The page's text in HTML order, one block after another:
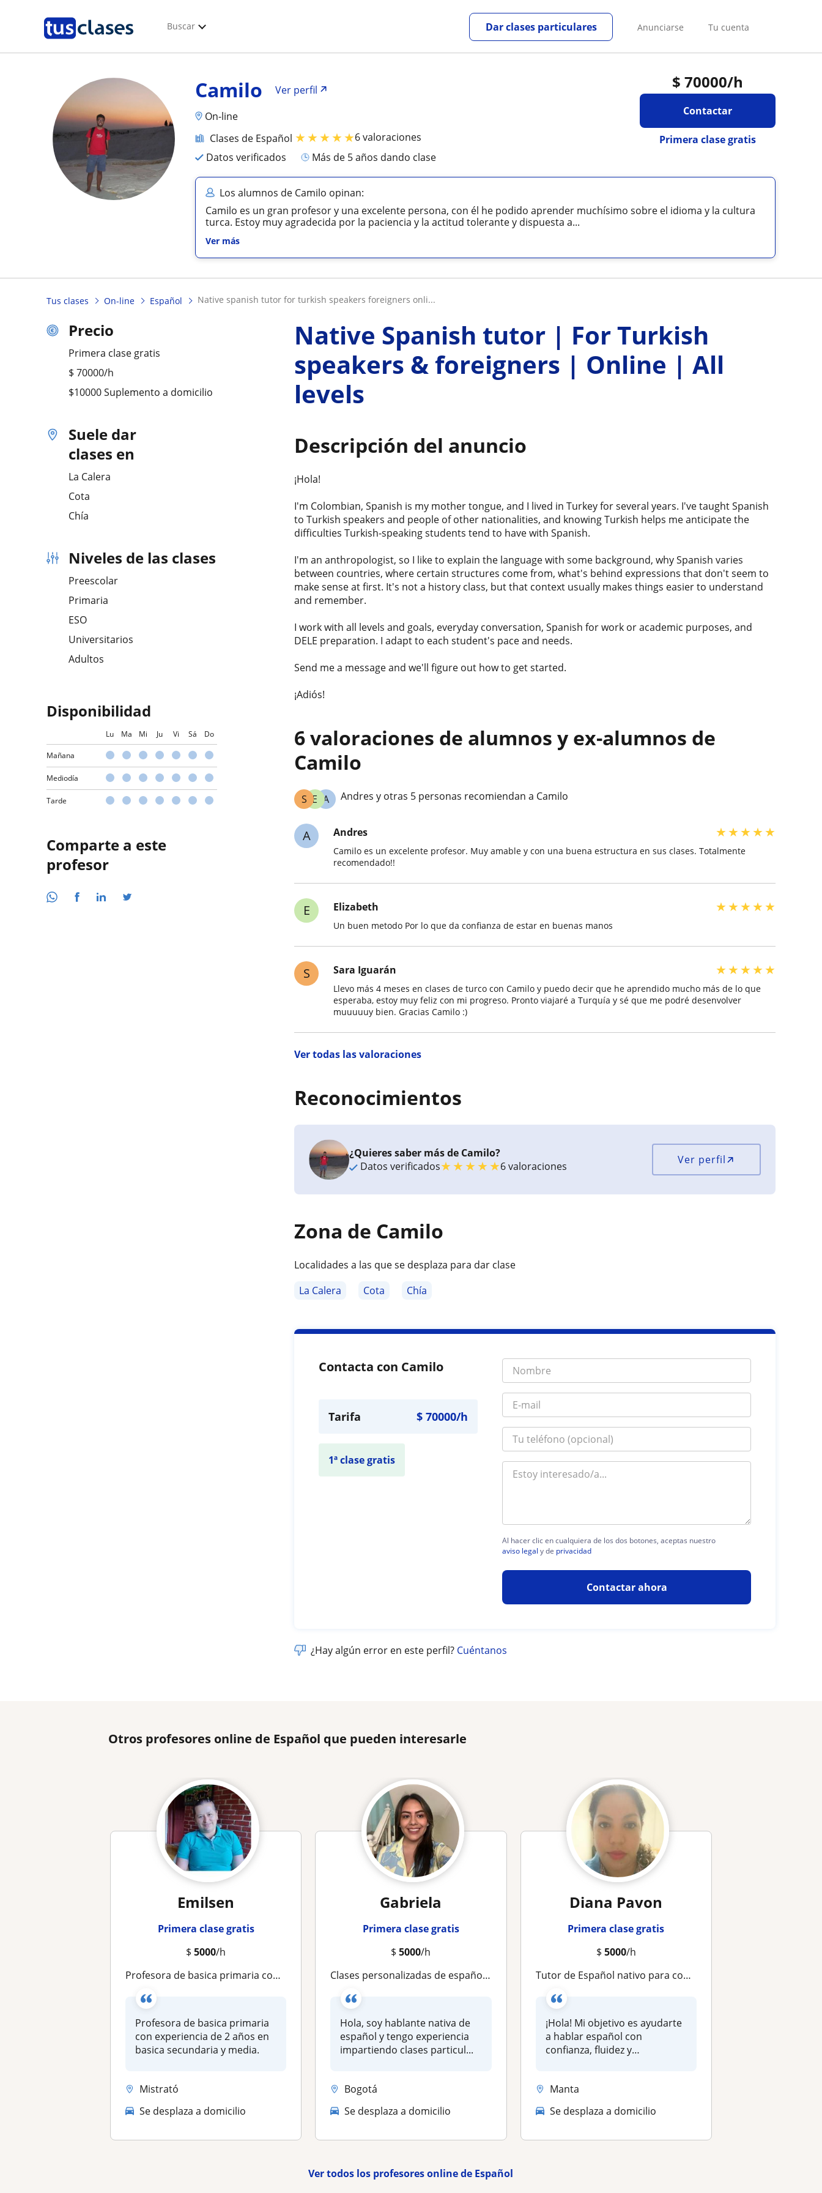
Buscar Anunciarse Tu cuenta
Dar clases particulares
$ 70000/h
Contactar
Primera clase gratis
Camilo
Ver perfil
On-line
Clases de Español ★★★★★6 valoraciones
Datos verificados
más de 5 años dando clase
Los alumnos de Camilo opinan:
Camilo es un gran profesor y una excelente persona, con él he podido aprender muchísimo sobre el idioma y la cultura
turca. Estoy muy agradecida por la paciencia y la actitud tolerante y dispuesta a...
Ver más
Tus clases On-line Español native spanish tutor for turkish speakers foreigners onli...
Precio
Primera clase gratis
$ 70000/h
$10000 Suplemento a domicilio
Suele dar
clases en
La Calera
Cota
Chía
Niveles de las clases
Preescolar
Primaria
ESO
Universitarios
Adultos
Disponibilidad
Lu Ma Mi Ju Vi Sá Do
Mañana
Mediodía
Tarde
Comparte a este
profesor
Native Spanish tutor | For Turkish
speakers & foreigners | Online | All
levels
Descripción del anuncio
¡Hola!
I'm Colombian, Spanish is my mother tongue, and I lived in Turkey for several years. I've taught Spanish
to Turkish speakers and people of other nationalities, and knowing Turkish helps me anticipate the
difficulties Turkish-speaking students tend to have with Spanish.
I'm an anthropologist, so I like to explain the language with some background, why Spanish varies
between countries, where certain structures come from, what's behind expressions that don't seem to
make sense at first. It's not a history class, but that context usually makes things easier to understand
and remember.
I work with all levels and goals, everyday conversation, Spanish for work or academic purposes, and
DELE preparation. I adapt to each student's pace and needs.
Send me a message and we'll figure out how to get started.
¡Adiós!
6 valoraciones de alumnos y ex-alumnos de
Camilo
A
E
S Andres y otras 5 personas recomiendan a Camilo
A Andres ★★★★★
Camilo es un excelente profesor. Muy amable y con una buena estructura en sus clases. Totalmente
recomendado!!
E Elizabeth ★★★★★
Un buen metodo Por lo que da confianza de estar en buenas manos
S Sara Iguarán ★★★★★
Llevo más 4 meses en clases de turco con Camilo y puedo decir que he aprendido mucho más de lo que
esperaba, estoy muy feliz con mi progreso. Pronto viajaré a Turquía y sé que me podré desenvolver
muuuuuy bien. Gracias Camilo :)
Ver todas las valoraciones
Reconocimientos
¿Quieres saber más de Camilo?
Datos verificados★★★★★6 valoraciones Ver perfil
Zona de Camilo
Localidades a las que se desplaza para dar clase
La Calera
Cota Chía
Contacta con Camilo
Tarifa $70000/h
1ª clase gratis
Al hacer clic en cualquiera de los dos botones, aceptas nuestro
aviso legal y de privacidad
Contactar ahora
¿Hay algún error en este perfil? Cuéntanos
Otros profesores online de Español que pueden interesarle
Emilsen
Primera clase gratis
$5000/h
Profesora de basica primaria con experiencia de 2 años en basica secundaria y media
Profesora de basica primaria
con experiencia de 2 años en
basica secundaria y media.
Mistrató
Se desplaza a domicilio
Gabriela
Primera clase gratis
$5000/h
Clases personalizadas de español para extranjeros | Aprende de forma práctica y natural
Hola, soy hablante nativa de
español y tengo experiencia
impartiendo clases particul...
Bogotá
Se desplaza a domicilio
Diana Pavon
Primera clase gratis
$ 5000/h
Tutor de Español nativo para conversación, fluidez y apoyo práctico (Clases online)
¡Hola! Mi objetivo es ayudarte
a hablar español con
confianza, fluidez y
Manta
Se desplaza a domicilio
Ver todos los profesores online de Español